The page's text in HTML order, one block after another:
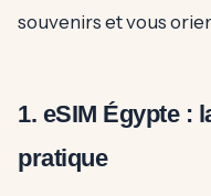
souvenirs et vous
1. eSIM Égypte :
pratique